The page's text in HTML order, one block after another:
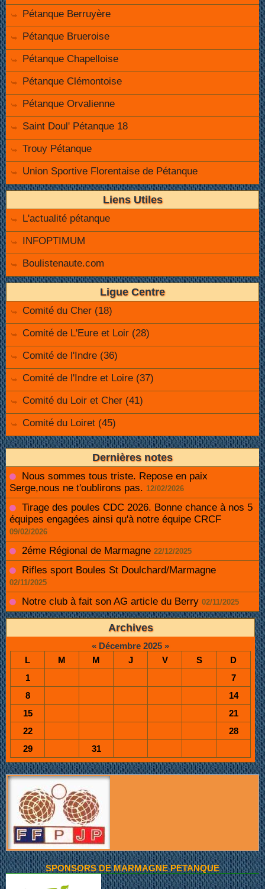
Pétanque Berruyère
Pétanque Brueroise
Pétanque Chapelloise
Pétanque Clémontoise
Pétanque Orvalienne
Saint Doul' Pétanque 18
Trouy Pétanque
Union Sportive Florentaise de Pétanque
Liens Utiles
L'actualité pétanque
INFOPTIMUM
Boulistenaute.com
Ligue Centre
Comité du Cher (18)
Comité de L'Eure et Loir (28)
Comité de l'Indre (36)
Comité de l'Indre et Loire (37)
Comité du Loir et Cher (41)
Comité du Loiret (45)
Dernières notes
Nous sommes tous triste. Repose en paix
Serge,nous ne t'oublirons pas. 12/02/2026
Tirage des poules CDC 2026. Bonne chance à nos 5
équipes engagées ainsi qu'à notre équipe CRCF
09/02/2026
2éme Régional de Marmagne 22/12/2025
Rifles sport Boules St Doulchard/Marmagne
02/11/2025
Notre club à fait son AG article du Berry 02/11/2025
Archives
« Décembre 2025 »
L
M M J V S
D
1
7
8
14
15
21
22
28
29
31
SPONSORS DE MARMAGNE PETANQUE